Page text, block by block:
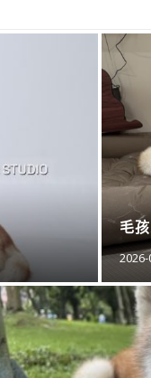
防
2025-